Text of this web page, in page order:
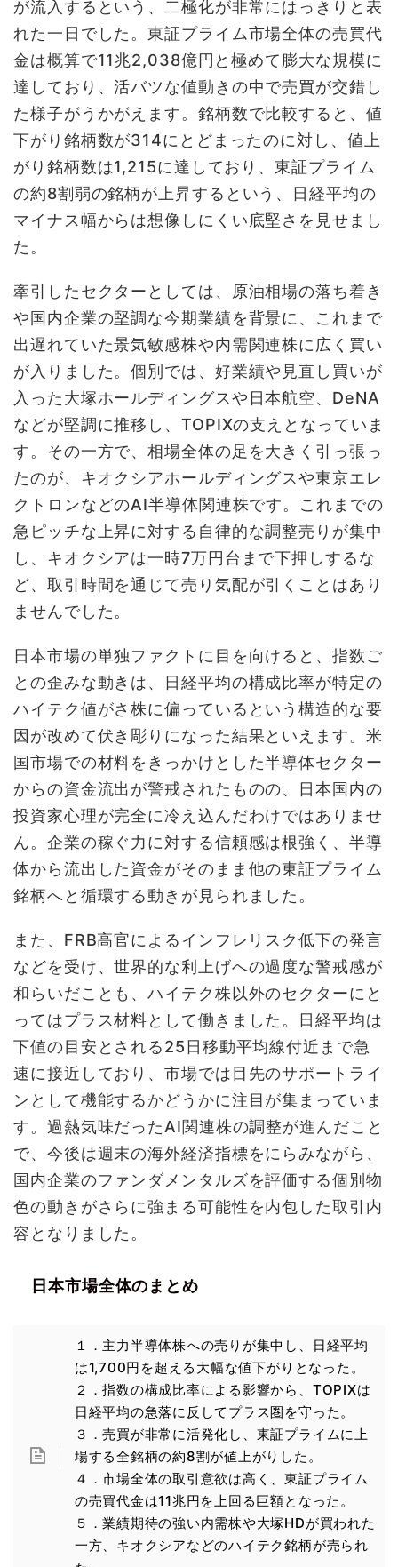
が流入するという、二極化が非常にはっきりと表
れた一日でした。東証プライム市場全体の売買代
金は概算で11兆2,038億円と極めて膨大な規模に
達しており、活バツな値動きの中で売買が交錯し
た様子がうかがえます。銘柄数で比較すると、値
下がり銘柄数が314にとどまったのに対し、値上
がり銘柄数は1,215に達しており、東証プライム
の約8割弱の銘柄が上昇するという、日経平均の
マイナス幅からは想像しにくい底堅さを見せまし
た。
牽引したセクターとしては、原油相場の落ち着き
や国内企業の堅調な今期業績を背景に、これまで
出遅れていた景気敏感株や内需関連株に広く買い
が入りました。個別では、好業績や見直し買いが
入った大塚ホールディングスや日本航空、DeNA
などが堅調に推移し、TOPIXの支えとなっていま
す。その一方で、相場全体の足を大きく引っ張っ
たのが、キオクシアホールディングスや東京エレ
クトロンなどのAI半導体関連株です。これまでの
急ピッチな上昇に対する自律的な調整売りが集中
し、キオクシアは一時7万円台まで下押しするな
ど、取引時間を通じて売り気配が引くことはあり
ませんでした。
日本市場の単独ファクトに目を向けると、指数ご
との歪みな動きは、日経平均の構成比率が特定の
ハイテク値がさ株に偏っているという構造的な要
因が改めて伏き彫りになった結果といえます。米
国市場での材料をきっかけとした半導体セクター
からの資金流出が警戒されたものの、日本国内の
投資家心理が完全に冷え込んだわけではありませ
ん。企業の稼ぐ力に対する信頼感は根強く、半導
体から流出した資金がそのまま他の東証プライム
銘柄へと循環する動きが見られました。
また、FRB高官によるインフレリスク低下の発言
などを受け、世界的な利上げへの過度な警戒感が
和らいだことも、ハイテク株以外のセクターにと
ってはプラス材料として働きました。日経平均は
下値の目安とされる25日移動平均線付近まで急
速に接近しており、市場では目先のサポートライ
ンとして機能するかどうかに注目が集まっていま
す。過熱気味だったAI関連株の調整が進んだこと
で、今後は週末の海外経済指標をにらみながら、
国内企業のファンダメンタルズを評価する個別物
色の動きがさらに強まる可能性を内包した取引内
容となりました。
日本市場全体のまとめ
１．主力半導体株への売りが集中し、日経平均
は1,700円を超える大幅な値下がりとなった。
２．指数の構成比率による影響から、TOPIXは
日経平均の急落に反してプラス圏を守った。
３．売買が非常に活発化し、東証プライムに上
場する全銘柄の約8割が値上がりした。
４．市場全体の取引意欲は高く、東証プライム
の売買代金は11兆円を上回る巨額となった。
５．業績期待の強い内需株や大塚HDが買われた
一方、キオクシアなどのハイテク銘柄が売られ